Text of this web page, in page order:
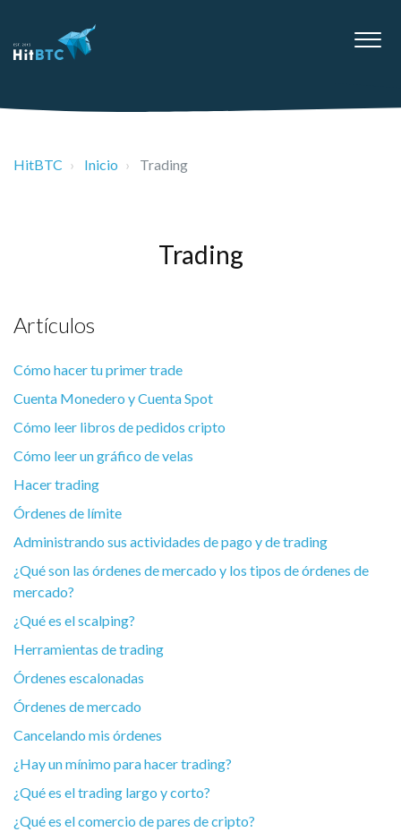
HitBTC Inicio Trading
Trading
Artículos
Cómo hacer tu primer trade
Cuenta Monedero y Cuenta Spot
Cómo leer libros de pedidos cripto
Cómo leer un gráfico de velas
Hacer trading
Órdenes de límite
Administrando sus actividades de pago y de trading
¿Qué son las órdenes de mercado y los tipos de órdenes de
mercado?
¿Qué es el scalping?
Herramientas de trading
Órdenes escalonadas
Órdenes de mercado
Cancelando mis órdenes
¿Hay un mínimo para hacer trading?
¿Qué es el trading largo y corto?
¿Qué es el comercio de pares de cripto?